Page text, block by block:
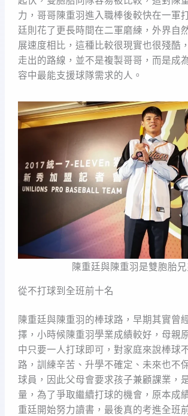
力，哥哥陳重羽進入職棒後較快在一軍
廷則花了更長時間在二軍磨練，外界自
展速度相比，這種比較很現實也很殘酷
走出的路線，並不是複製哥哥，而是成
容中最能支援球隊需求的人。
陳重廷與陳重羽是雙胞胎
從不打球到全班前十名
陳重廷與陳重羽的棒球路，早期其實曾
擇，小時候陳重羽學業成績較好，母親
中只要一人打球即可，對家庭來說棒球
路，訓練辛苦、升學不確定、未來也不
球員，因此父母會要求孩子兼顧課業，
量，為了爭取繼續打球的機會，原本成
重廷開始努力讀書，最後真的考進全班